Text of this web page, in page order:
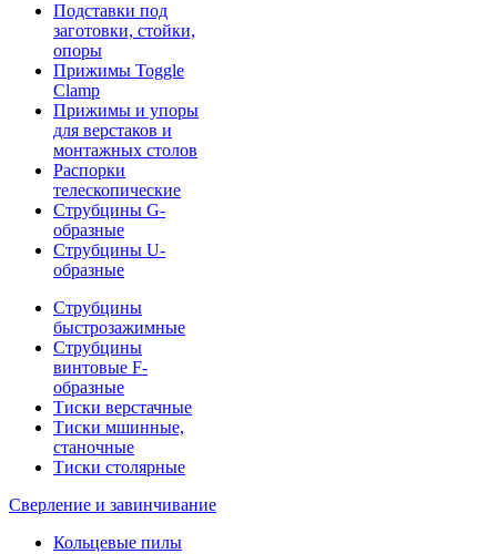
Подставки под
заготовки, стойки,
опоры
Прижимы Toggle
Clamp
Прижимы и упоры
для верстаков и
монтажных столов
Распорки
телескопические
Струбцины G-
образные
Струбцины U-
образные
Струбцины
быстрозажимные
Струбцины
винтовые F-
образные
Тиски верстачные
Тиски мшинные,
станочные
Тиски столярные
Сверление и завинчивание
Кольцевые пилы